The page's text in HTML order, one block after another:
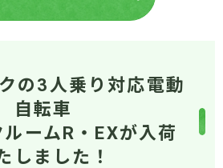
の3人乗り対応電動
自転車
ームR・EXが入荷
しました！